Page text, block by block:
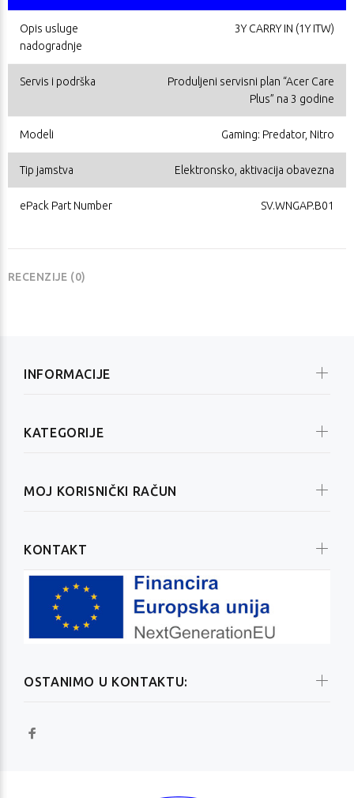
Opis usluge
nadogradnje
3Y CARRY IN (1Y ITW)
Servis i podrška
Produljeni servisni plan “Acer Care
Plus” na 3 godine
Modeli Gaming: Predator, Nitro
Tip jamstva Elektronsko, aktivacija obavezna
ePack Part Number SV.WNGAP.B01
RECENZIJE (0)
OSTANIMO U KONTAKTU:
INFORMACIJE
KATEGORIJE
MOJ KORISNIČKI RAČUN
KONTAKT